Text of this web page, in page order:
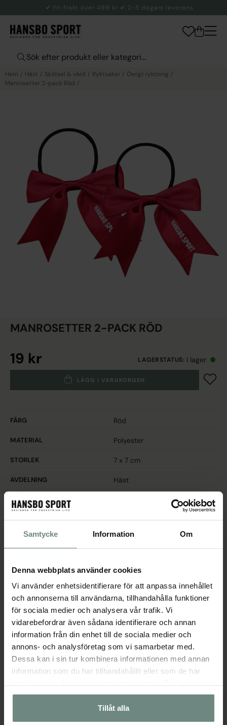
Samtycke Information Om
Denna webbplats använder cookies
Vi använder enhetsidentifierare för att anpassa innehållet
och annonserna till användarna, tillhandahålla funktioner
för sociala medier och analysera vår trafik. Vi
vidarebefordrar även sådana identifierare och annan
information från din enhet till de sociala medier och
annons- och analysföretag som vi samarbetar med.
Dessa kan i sin tur kombinera informationen med annan
information som du har tillhandahållit eller som de har
närsomhelst ändra ditt samtycke.
Tillåt alla
✔ Fri frakt över 499 kr ✔ 2-5 dagars leverans
Hem Häst Skötsel & vård Ryktsaker
Övrigt ryktning
Manrosetter 2-pack Röd
MANROSETTER 2-PACK RÖD
19 kr LAGERSTATUS: I lager
LÄGG I VARUKORGEN
FÄRG Röd
MATERIAL Polyester
STORLEK 7 x 7 cm
AVDELNING Häst
PRODUKTBESKRIVNING
Två röda rosetter att fästa i hästens svans/ pannlugg, enkelt att fästa
genom gummiband.
Med rosetten signalerar du till andra runt om dig att hålla avstånd.
Röd rosett varnar för att hästen kan sparka eller allmänt inte vill att
någon är för nära. I pannlugg kan även menas att hästen är
mötesskygg.
SPECIFIKATIONER
Populära produkter